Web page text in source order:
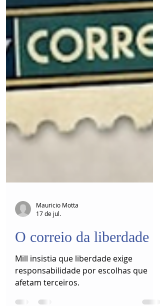
Mauricio Motta
17 de jul.
O correio da liberdade
Mill insistia que liberdade exige
responsabilidade por escolhas que